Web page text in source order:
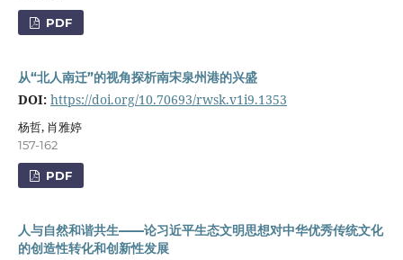
PDF
从“北人南迁”的视角探析南宋泉州港的兴盛
DOI: https://doi.org/10.70693/rwsk.v1i9.1353
杨哲, 肖雅婷
157-162
PDF
人与自然和谐共生——论习近平生态文明思想对中华优秀传统文化
的创造性转化和创新性发展